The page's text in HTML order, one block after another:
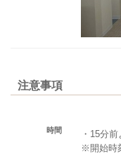
注意事項
時間
・15分
※開始時